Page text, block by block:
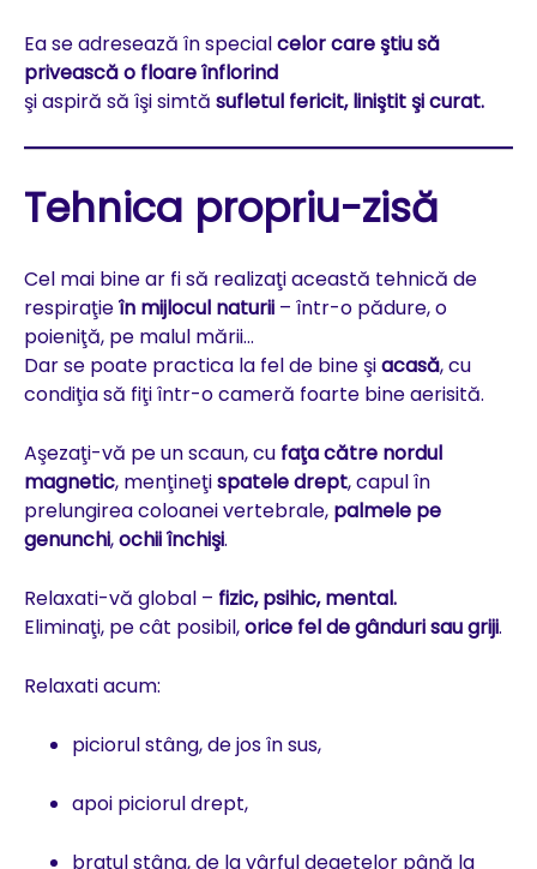
Ea se adresează în specialcelor care ştiu să
privească o floare înflorind
şi aspiră să îşi simtă sufletul fericit, liniştit şi curat.
Tehnica propriu-zisă
Cel mai bine ar fi să realizaţi această tehnică de
respiraţieîn mijlocul naturii – într-o pădure, o
poieniţă, pe malul mării…
Dar se poate practica la fel de bine şiacasă, cu
condiţia să fiţi într-o cameră foarte bine aerisită.
Aşezaţi-vă pe un scaun, cu faţa către nordul
magnetic, menţineţispatele drept, capul în
prelungirea coloanei vertebrale, palmele pe
genunchi,ochii închişi.
Relaxati-vă global – fizic, psihic, mental.
Eliminaţi, pe cât posibil,orice fel de gânduri sau griji.
Relaxati acum:
piciorul stâng, de jos în sus,
apoi piciorul drept,
braţul stâng, de la vârful degetelor până la